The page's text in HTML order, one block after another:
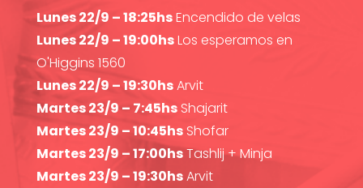
Lunes 22/9 – 18:25hsEncendido de velas
Lunes 22/9 – 19:00hsLos esperamos en
O'Higgins 1560
Lunes 22/9 – 19:30hsArvit
Martes 23/9 – 7:45hsShajarit
Martes 23/9 – 10:45hsShofar
Martes 23/9 – 17:00hsTashlij + Minja
Martes 23/9 – 19:30hsArvit